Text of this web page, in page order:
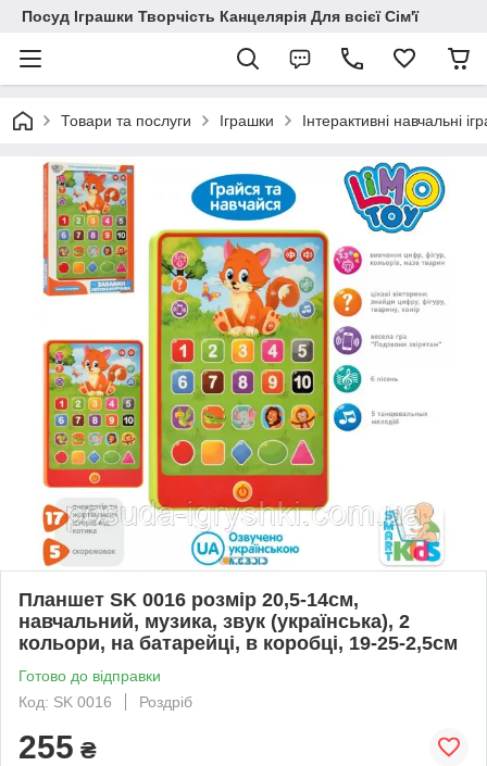
Посуд Іграшки Творчість Канцелярія Для всієї Сім'ї
Товари та послуги Іграшки Інтерактивні навчальні
Планшет SK 0016 розмір 20,5-14см,
навчальний, музика, звук (українська), 2
кольори, на батарейці, в коробці, 19-25-2,5см
Готово до відправки
Код: SK 0016
Роздріб
255 ₴